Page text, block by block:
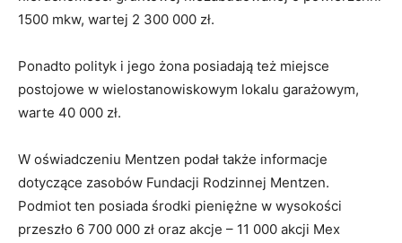
1500 mkw, wartej 2 300 000 zł.
Ponadto polityk i jego żona posiadają też miejsce
postojowe w wielostanowiskowym lokalu garażowym,
warte 40 000 zł.
W oświadczeniu Mentzen podał także informacje
dotyczące zasobów Fundacji Rodzinnej Mentzen.
Podmiot ten posiada środki pieniężne w wysokości
przeszło 6 700 000 zł oraz akcje – 11 000 akcji Mex